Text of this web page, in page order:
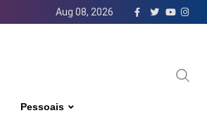
Aug 08, 2026
Pessoais